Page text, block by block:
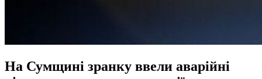
На Сумщині зранку ввели аварійні